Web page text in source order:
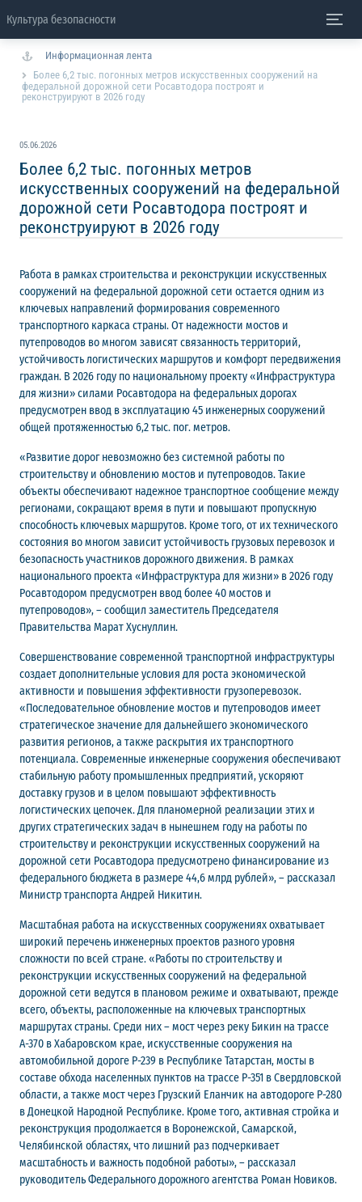
Культура безопасности
Информационная лента
Более 6,2 тыс. погонных метров искусственных сооружений на
федеральной дорожной сети Росавтодора построят и
реконструируют в 2026 году
05.06.2026
Более 6,2 тыс. погонных метров
искусственных сооружений на федеральной
дорожной сети Росавтодора построят и
реконструируют в 2026 году
Работа в рамках строительства и реконструкции искусственных
сооружений на федеральной дорожной сети остается одним из
ключевых направлений формирования современного
транспортного каркаса страны. От надежности мостов и
путепроводов во многом зависят связанность территорий,
устойчивость логистических маршрутов и комфорт передвижения
граждан. В 2026 году по национальному проекту «Инфраструктура
для жизни» силами Росавтодора на федеральных дорогах
предусмотрен ввод в эксплуатацию 45 инженерных сооружений
общей протяженностью 6,2 тыс. пог. метров.
«Развитие дорог невозможно без системной работы по
строительству и обновлению мостов и путепроводов. Такие
объекты обеспечивают надежное транспортное сообщение между
регионами, сокращают время в пути и повышают пропускную
способность ключевых маршрутов. Кроме того, от их технического
состояния во многом зависит устойчивость грузовых перевозок и
безопасность участников дорожного движения. В рамках
национального проекта «Инфраструктура для жизни» в 2026 году
Росавтодором предусмотрен ввод более 40 мостов и
путепроводов», – сообщил заместитель Председателя
Правительства Марат Хуснуллин.
Совершенствование современной транспортной инфраструктуры
создает дополнительные условия для роста экономической
активности и повышения эффективности грузоперевозок.
«Последовательное обновление мостов и путепроводов имеет
стратегическое значение для дальнейшего экономического
развития регионов, а также раскрытия их транспортного
потенциала. Современные инженерные сооружения обеспечивают
стабильную работу промышленных предприятий, ускоряют
доставку грузов и в целом повышают эффективность
логистических цепочек. Для планомерной реализации этих и
других стратегических задач в нынешнем году на работы по
строительству и реконструкции искусственных сооружений на
дорожной сети Росавтодора предусмотрено финансирование из
федерального бюджета в размере 44,6 млрд рублей», – рассказал
Министр транспорта Андрей Никитин.
Масштабная работа на искусственных сооружениях охватывает
широкий перечень инженерных проектов разного уровня
сложности по всей стране. «Работы по строительству и
реконструкции искусственных сооружений на федеральной
дорожной сети ведутся в плановом режиме и охватывают, прежде
всего, объекты, расположенные на ключевых транспортных
маршрутах страны. Среди них – мост через реку Бикин на трассе
А-370 в Хабаровском крае, искусственные сооружения на
автомобильной дороге Р-239 в Республике Татарстан, мосты в
составе обхода населенных пунктов на трассе Р-351 в Свердловской
области, а также мост через Грузский Еланчик на автодороге Р-280
в Донецкой Народной Республике. Кроме того, активная стройка и
реконструкция продолжается в Воронежской, Самарской,
Челябинской областях, что лишний раз подчеркивает
масштабность и важность подобной работы», – рассказал
руководитель Федерального дорожного агентства Роман Новиков.